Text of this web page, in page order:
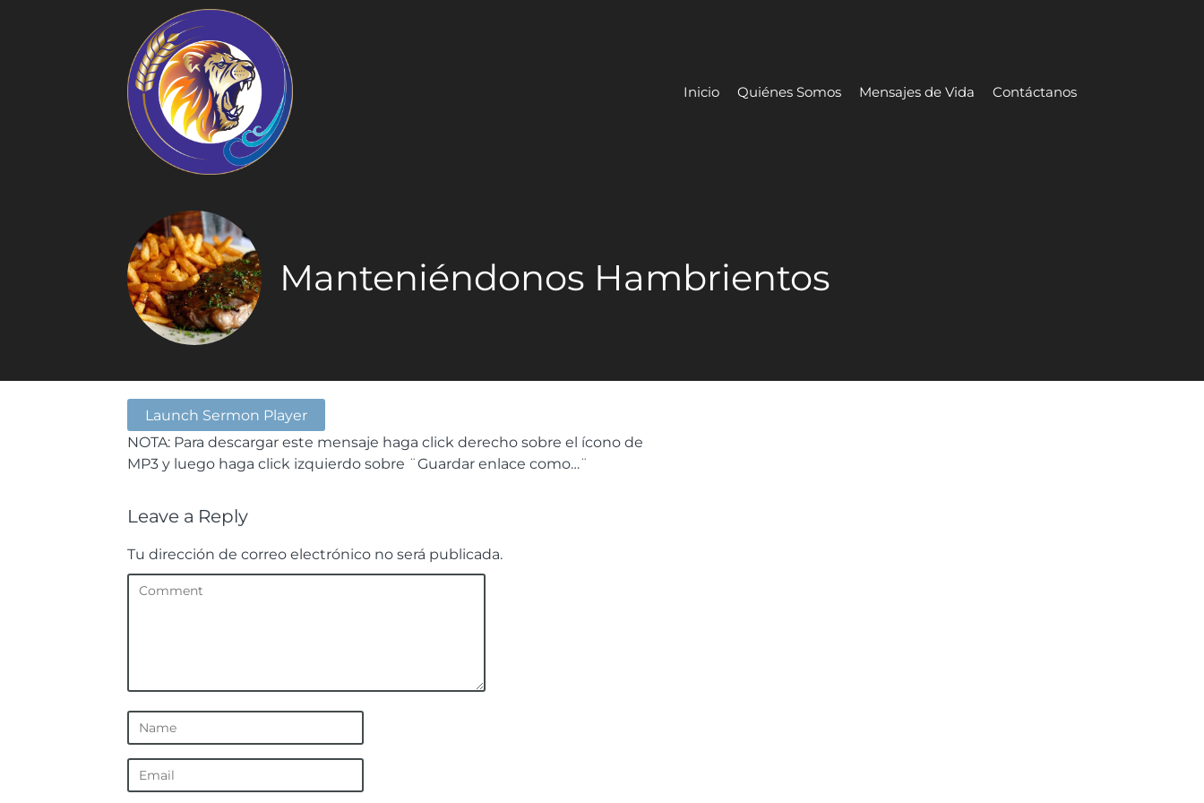
Inicio Quiénes Somos Mensajes de Vida Contáctanos
Manteniéndonos Hambrientos
Launch Sermon Player
NOTA: Para descargar este mensaje haga click derecho sobre el ícono de
MP3 y luego haga click izquierdo sobre ¨Guardar enlace como…¨
Leave a Reply
Tu dirección de correo electrónico no será publicada.